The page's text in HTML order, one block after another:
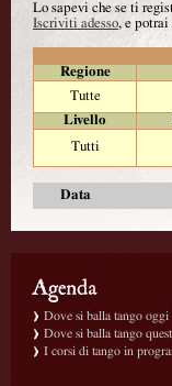
Lo sapevi che se ti
Iscriviti adesso, e
Regione
Tutte
Livello
Tutti
Data
Dove si balla tango oggi
Dove si balla tango
I corsi di tango in